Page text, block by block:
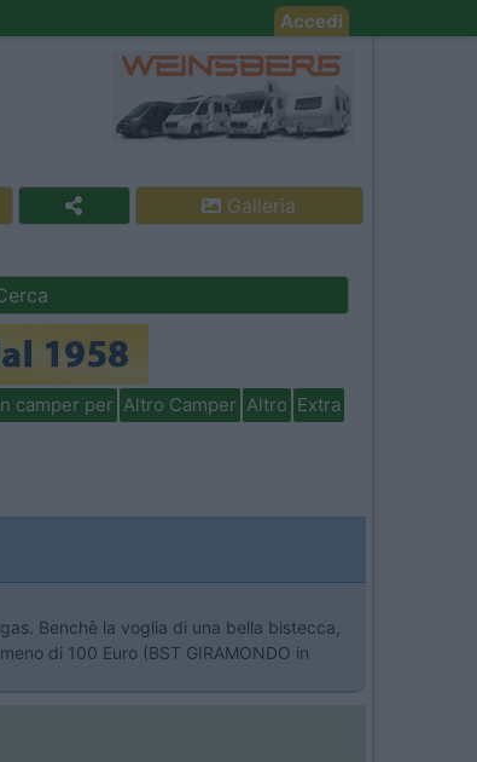
Accedi
Galleria
camper per Altro Camper Altro Extra
Benchè la voglia di una bella bistecca,
di 100 Euro (BST GIRAMONDO in